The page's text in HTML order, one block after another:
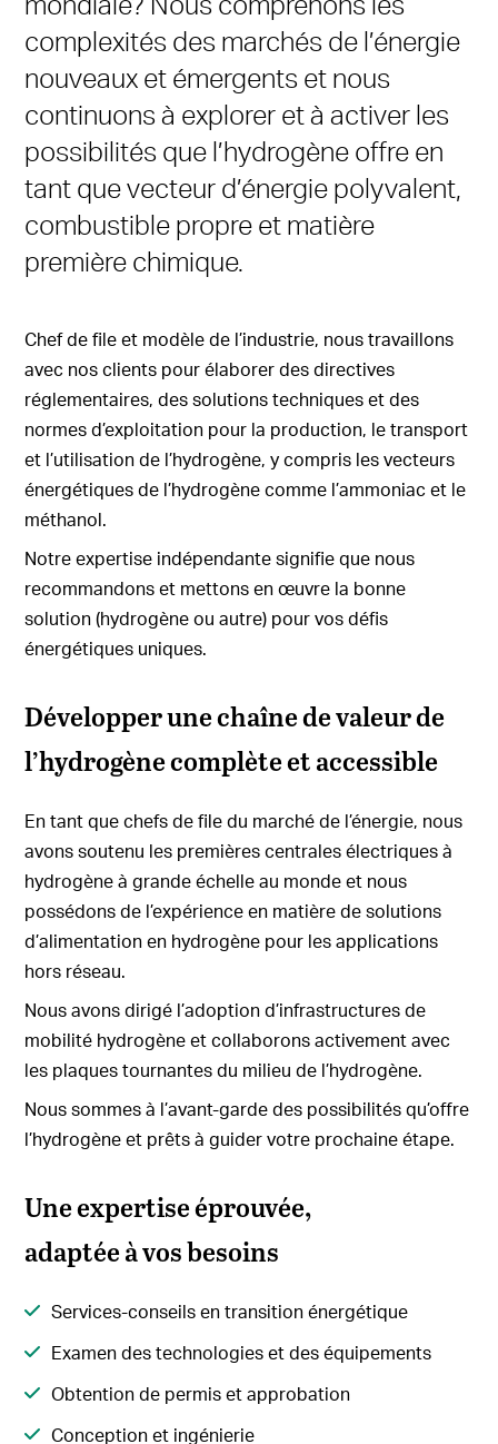
complexités des marchés de l’énergie
nouveaux et émergents et nous
continuons à explorer et à activer les
possibilités que l’hydrogène offre en
tant que vecteur d’énergie polyvalent,
combustible propre et matière
première chimique.
Chef de file et modèle de l’industrie, nous travaillons
avec nos clients pour élaborer des directives
réglementaires, des solutions techniques et des
normes d’exploitation pour la production, le transport
et l’utilisation de l’hydrogène, y compris les vecteurs
énergétiques de l’hydrogène comme l’ammoniac et le
méthanol.
Notre expertise indépendante signifie que nous
recommandons et mettons en œuvre la bonne
solution (hydrogène ou autre) pour vos défis
énergétiques uniques.
Développer une chaîne de valeur de
l’hydrogène complète et accessible
En tant que chefs de file du marché de l’énergie, nous
avons soutenu les premières centrales électriques à
hydrogène à grande échelle au monde et nous
possédons de l’expérience en matière de solutions
d’alimentation en hydrogène pour les applications
hors réseau.
Nous avons dirigé l’adoption d’infrastructures de
mobilité hydrogène et collaborons activement avec
les plaques tournantes du milieu de l’hydrogène.
Nous sommes à l’avant-garde des possibilités qu’offre
l’hydrogène et prêts à guider votre prochaine étape.
Une expertise éprouvée,
adaptée à vos besoins
Services-conseils en transition énergétique
Examen des technologies et des équipements
Obtention de permis et approbation
Conception et ingénierie